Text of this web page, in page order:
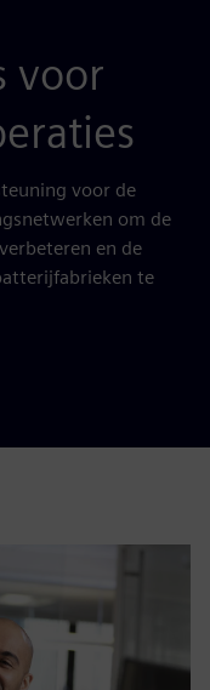
voor
voor de
om de
en de
te